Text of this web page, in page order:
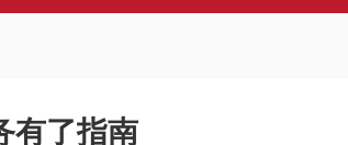
有了指南